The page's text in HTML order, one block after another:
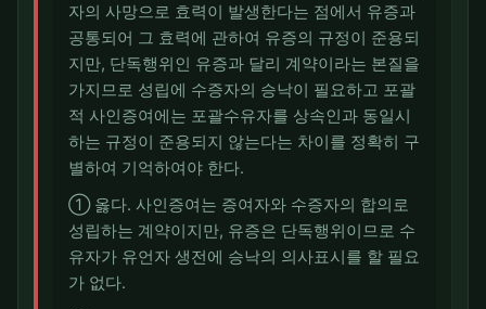
자의 사망으로 효력이 발생한다는 점에서 유증과
공통되어 그 효력에 관하여 유증의 규정이 준용되
지만, 단독행위인 유증과 달리 계약이라는 본질을
가지므로 성립에 수증자의 승낙이 필요하고 포괄
적 사인증여에는 포괄수유자를 상속인과 동일시
하는 규정이 준용되지 않는다는 차이를 정확히 구
별하여 기억하여야 한다.
① 옳다. 사인증여는 증여자와 수증자의 합의로
성립하는 계약이지만, 유증은 단독행위이므로 수
유자가 유언자 생전에 승낙의 의사표시를 할 필요
가 없다.